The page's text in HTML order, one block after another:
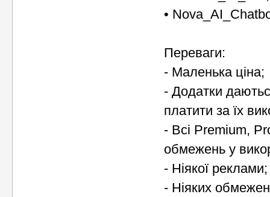
•
Переваги:
- Маленька ціна;
- Додатки
платити за їх
- Всі Premium,
обмежень у
- Ніякої реклами;
- Ніяких